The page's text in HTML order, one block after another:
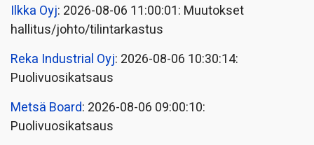
Ilkka Oyj: 2026-08-06 11:00:01: Muutokset
hallitus/johto/tilintarkastus
Reka Industrial Oyj: 2026-08-06 10:30:14:
Puolivuosikatsaus
Metsä Board: 2026-08-06 09:00:10:
Puolivuosikatsaus